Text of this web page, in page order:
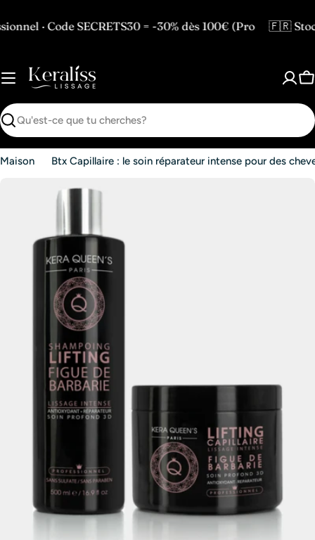
auSECRETS30 = -30% dès 100€ (Pro 🇫🇷 Stock en
Recherche
Maison Btx Capillaire : le soin réparateur intense pour des
le média 0 en mode modal